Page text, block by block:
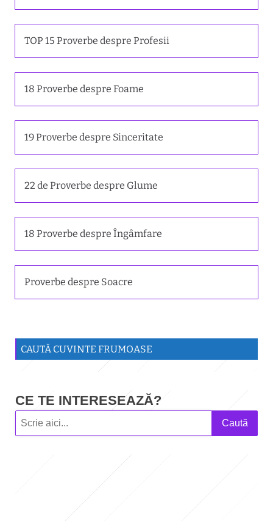
TOP 15 Proverbe despre Profesii
18 Proverbe despre Foame
19 Proverbe despre Sinceritate
22 de Proverbe despre Glume
18 Proverbe despre Îngâmfare
Proverbe despre Soacre
CAUTĂ CUVINTE FRUMOASE
CE TE INTERESEAZĂ?
Caută